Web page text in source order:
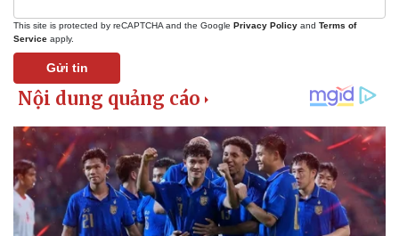
This site is protected by reCAPTCHA and the Google Privacy Policy and Terms of
Service apply.
Gửi tin